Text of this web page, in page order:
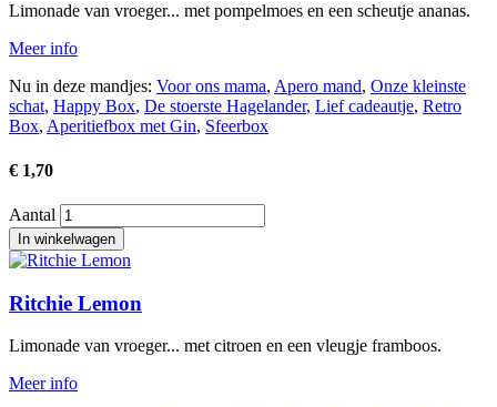
Limonade van vroeger... met pompelmoes en een scheutje ananas.
Meer info
Nu in deze mandjes: Voor ons mama, Apero mand, Onze kleinste
schat, Happy Box, De stoerste Hagelander, Lief cadeautje, Retro
Box, Aperitiefbox met Gin, Sfeerbox
€ 1,70
Aantal
Afbeelding
Ritchie Lemon
Limonade van vroeger... met citroen en een vleugje framboos.
Meer info